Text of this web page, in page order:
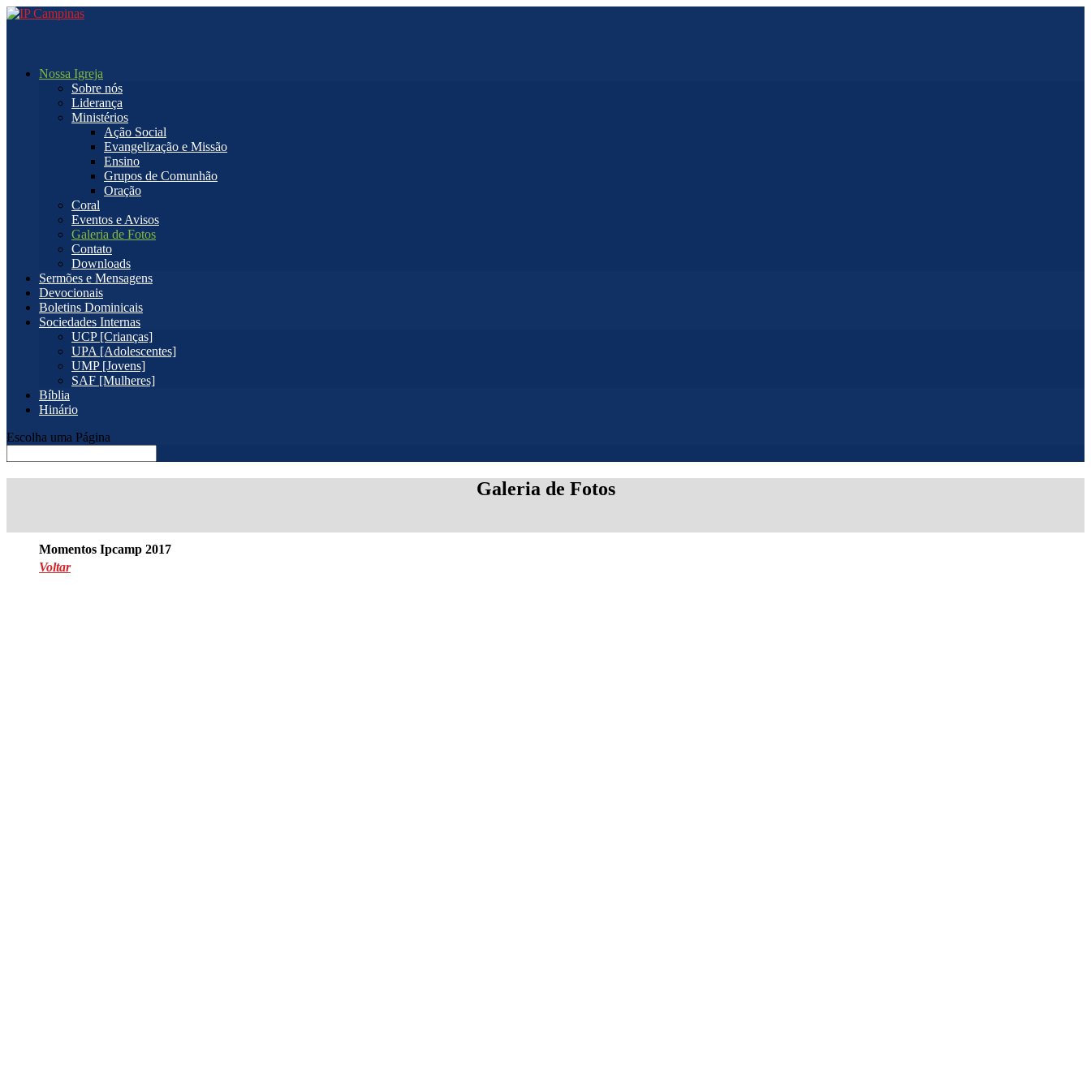
Nossa Igreja
Sobre nós
Liderança
Ministérios
Ação Social
Evangelização e Missão
Ensino
Grupos de Comunhão
Oração
Coral
Eventos e Avisos
Galeria de Fotos
Contato
Downloads
Sermões e Mensagens
Devocionais
Boletins Dominicais
Sociedades Internas
UCP [Crianças]
UPA [Adolescentes]
UMP [Jovens]
SAF [Mulheres]
Bíblia
Hinário
Escolha uma Página
Galeria de Fotos
Momentos Ipcamp 2017
Voltar